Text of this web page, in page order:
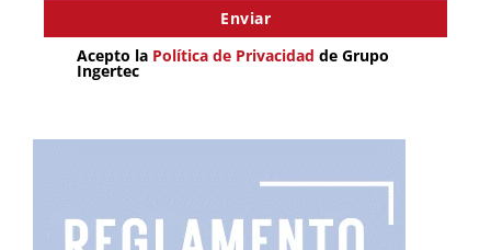
Enviar
Acepto la Política de Privacidad de Grupo
Ingertec